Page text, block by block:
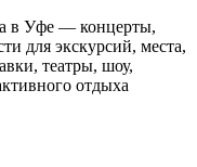
в Уфе — концерты,
для экскурсий, места,
театры, шоу,
отдыха